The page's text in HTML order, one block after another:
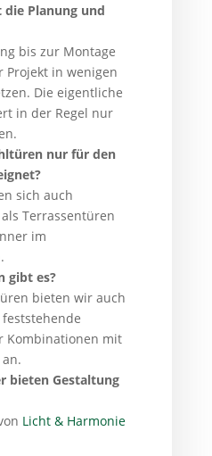
die Planung und
bis zur Montage
Projekt in wenigen
Die eigentliche
in der Regel nur
nur für den
sich auch
Terrassentüren
im
gibt es?
bieten wir auch
Kombinationen mit
bieten Gestaltung
Licht & Harmonie